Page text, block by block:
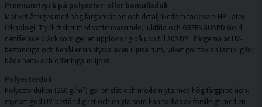
Premiumtryck på polyester- eller bomullsduk
Motivet återges med hög färgprecision och detaljrikedom tack vare HP Latex-
teknologi. Trycket sker med vattenbaserade, luktfria och GREENGUARD Gold-
certifierade bläck som ger en upplösning på upp till 300 DPI. Färgerna är UV-
beständiga och behåller sin styrka även i ljusa rum, vilket gör tavlan lämplig för
både hem- och offentliga miljöer.
Polyesterduk
Polyesterduken (260 g/m²) ger en slät och modern yta med hög färgprecision,
mycket god UV-beständighet och en yta som kan torkas av försiktigt med en